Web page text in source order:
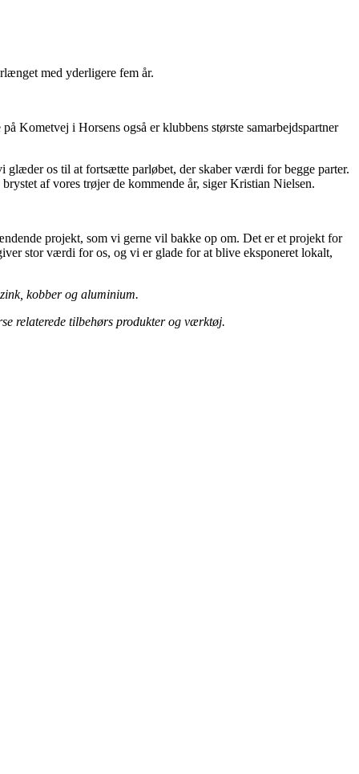
med yderligere fem år.
Kometvej i Horsens også er klubbens største samarbejdspartner
os til at fortsætte parløbet, der skaber værdi for begge parter.
af vores trøjer de kommende år, siger Kristian Nielsen.
projekt, som vi gerne vil bakke op om. Det er et projekt for
stor værdi for os, og vi er glade for at blive eksponeret lokalt,
kobber og aluminium.
relaterede tilbehørs produkter og værktøj.